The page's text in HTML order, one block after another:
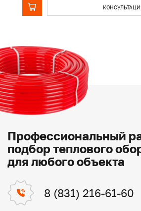
Профессиональный
подбор теплового
для любого объекта
8 (831) 216-61-60